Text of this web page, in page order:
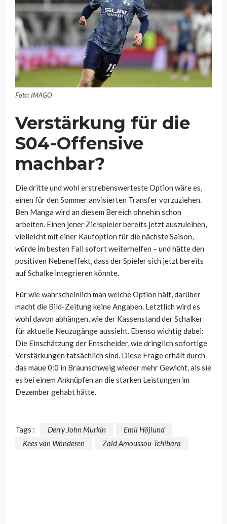
Foto: IMAGO
Verstärkung für die
S04-Offensive
machbar?
Die dritte und wohl erstrebenswerteste Option wäre es,
einen für den Sommer anvisierten Transfer vorzuziehen.
Ben Manga wird an diesem Bereich ohnehin schon
arbeiten. Einen jener Zielspieler bereits jetzt auszuleihen,
vielleicht mit einer Kaufoption für die nächste Saison,
würde im besten Fall sofort weiterhelfen – und hätte den
positiven Nebeneffekt, dass der Spieler sich jetzt bereits
auf Schalke integrieren könnte.
Für wie wahrscheinlich man welche Option hält, darüber
macht die Bild-Zeitung keine Angaben. Letztlich wird es
wohl davon abhängen, wie der Kassenstand der Schalker
für aktuelle Neuzugänge aussieht. Ebenso wichtig dabei:
Die Einschätzung der Entscheider, wie dringlich sofortige
Verstärkungen tatsächlich sind. Diese Frage erhält durch
das maue 0:0 in Braunschweig wieder mehr Gewicht, als sie
es bei einem Anknüpfen an die starken Leistungen im
Dezember gehabt hätte.
Tags : Derry John Murkin
Emil Höjlund
Kees van Wonderen
Zaid Amoussou-Tchibara